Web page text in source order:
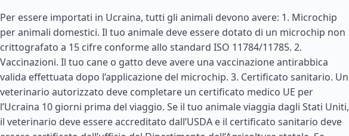
Per essere importati in Ucraina, tutti gli animali devono avere: 1. Microchip
per animali domestici. Il tuo animale deve essere dotato di un microchip non
crittografato a 15 cifre conforme allo standard ISO 11784/11785. 2.
Vaccinazioni. Il tuo cane o gatto deve avere una vaccinazione antirabbica
valida effettuata dopo l’applicazione del microchip. 3. Certificato sanitario. Un
veterinario autorizzato deve completare un certificato medico UE per
l’Ucraina 10 giorni prima del viaggio. Se il tuo animale viaggia dagli Stati Uniti,
il veterinario deve essere accreditato dall’USDA e il certificato sanitario deve